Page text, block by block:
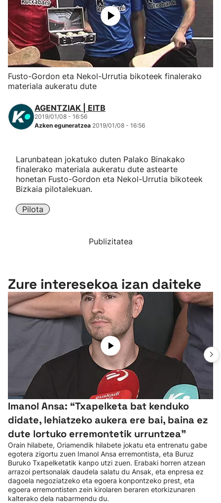
Herri-kirolak
Eskubaloia
Kirolak 360
Mendi-lasterketak
"Helmuga"
Fusto-Gordon eta Nekol-Urrutia bikoteek finalerako
materiala aukeratu dute
AGENTZIAK | EITB
2019/01/08 - 16:56
Azken eguneratzea 2019/01/08 - 16:56
Larunbatean jokatuko duten Palako Binakako
finalerako materiala aukeratu dute astearte
honetan Fusto-Gordon eta Nekol-Urrutia bikoteek
Bizkaia pilotalekuan.
Pilota
Publizitatea
Zure interesekoa izan daiteke
Imanol Ansa: “Txapelketa bat kenduko
didate, lehiatzeko aukera ere bai, baina ez
dute lortuko erremontetik urruntzea"
Orain hilabete, Oriamendik hilabete jokatu eta entrenatu gabe
egotera zigortu zuen Imanol Ansa erremontista, eta Buruz
Buruko Txapelketatik kanpo utzi zuen. Erabaki horren atzean
arrazoi pertsonalak daudela salatu du Ansak, eta enpresa ez
dagoela negoziatzeko eta egoera konpontzeko prest, eta
egoera erremontisten zein kirolaren beraren etorkizunaren
kalterako dela nabarmendu du.